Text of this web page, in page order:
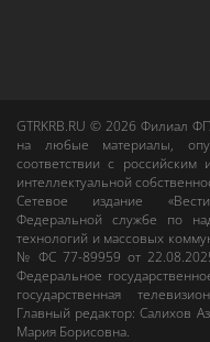
GTRKRB.RU © 2026Филиал
на любые материалы,
соответствии с
интеллектуальной
Сетевое издание «Вести-
Федеральной службе по
технологий и массовых
№ ФС 77-89959 от
Федеральное
государственная
Главный редактор:Салихов
Мария Борисовна.